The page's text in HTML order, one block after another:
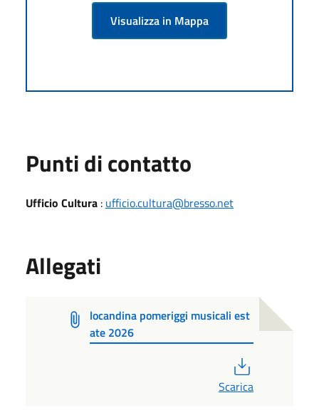
Visualizza in Mappa
Punti di contatto
Ufficio Cultura : ufficio.cultura@bresso.net
Allegati
locandina pomeriggi musicali est
ate 2026
Scarica